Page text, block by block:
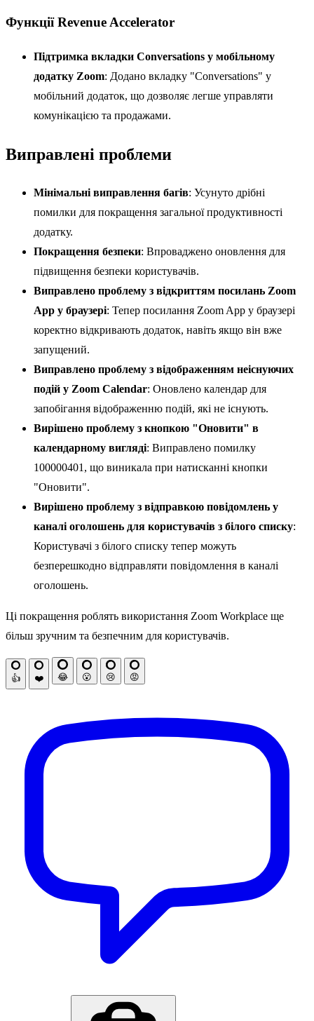
Функції Revenue Accelerator
Підтримка вкладки Conversations у мобільному
додатку Zoom: Додано вкладку "Conversations" у
мобільний додаток, що дозволяє легше управляти
комунікацією та продажами.
Виправлені проблеми
Мінімальні виправлення багів: Усунуто дрібні
помилки для покращення загальної продуктивності
додатку.
Покращення безпеки: Впроваджено оновлення для
підвищення безпеки користувачів.
Виправлено проблему з відкриттям посилань Zoom
App у браузері: Тепер посилання Zoom App у браузері
коректно відкривають додаток, навіть якщо він вже
запущений.
Виправлено проблему з відображенням неіснуючих
подій у Zoom Calendar: Оновлено календар для
запобігання відображенню подій, які не існують.
Вирішено проблему з кнопкою "Оновити" в
календарному вигляді: Виправлено помилку
100000401, що виникала при натисканні кнопки
"Оновити".
Вирішено проблему з відправкою повідомлень у
каналі оголошень для користувачів з білого списку:
Користувачі з білого списку тепер можуть
безперешкодно відправляти повідомлення в каналі
оголошень.
Ці покращення роблять використання Zoom Workplace ще
більш зручним та безпечним для користувачів.
👍 ❤️ 😂 😮 😢 😡